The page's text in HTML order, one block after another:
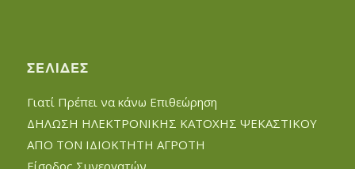
ΣΕΛΊΔΕΣ
Γιατί Πρέπει να κάνω Επιθεώρηση
ΔΗΛΩΣΗ ΗΛΕΚΤΡΟΝΙΚΗΣ ΚΑΤΟΧΗΣ ΨΕΚΑΣΤΙΚΟΥ
ΑΠΟ ΤΟΝ ΙΔΙΟΚΤΗΤΗ ΑΓΡΟΤΗ